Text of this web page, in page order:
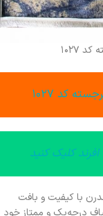
کلیک کنید
یکی از فرش‌های مدرن با کیفیت و بافت
درجه‌یک و ممتاز خود